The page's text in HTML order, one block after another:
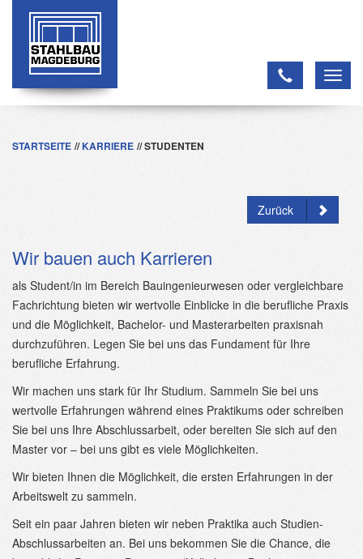
STARTSEITE KARRIERE STUDENTEN
Zurück
Wir bauen auch Karrieren
als Student/in im Bereich Bauingenieurwesen oder vergleichbare
Fachrichtung bieten wir wertvolle Einblicke in die berufliche Praxis
und die Möglichkeit, Bachelor- und Masterarbeiten praxisnah
durchzuführen. Legen Sie bei uns das Fundament für Ihre
berufliche Erfahrung.
Wir machen uns stark für Ihr Studium. Sammeln Sie bei uns
wertvolle Erfahrungen während eines Praktikums oder schreiben
Sie bei uns Ihre Abschlussarbeit, oder bereiten Sie sich auf den
Master vor – bei uns gibt es viele Möglichkeiten.
Wir bieten Ihnen die Möglichkeit, die ersten Erfahrungen in der
Arbeitswelt zu sammeln.
Seit ein paar Jahren bieten wir neben Praktika auch Studien-
Abschlussarbeiten an. Bei uns bekommen Sie die Chance, die